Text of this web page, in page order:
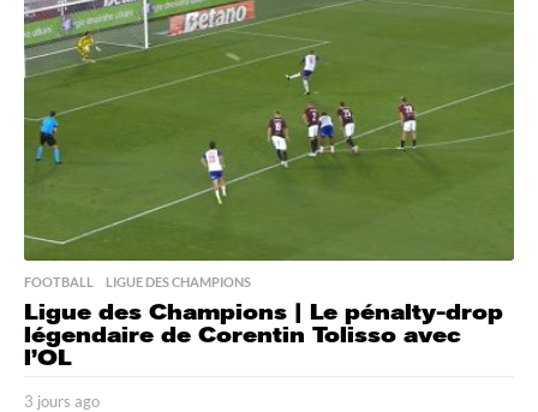
g
o
FOOTBALL ,LIGUE DES CHAMPIONS
Ligue des Champions | Le pénalty-drop
légendaire de Corentin Tolisso avec
l’OL
3 jours ago